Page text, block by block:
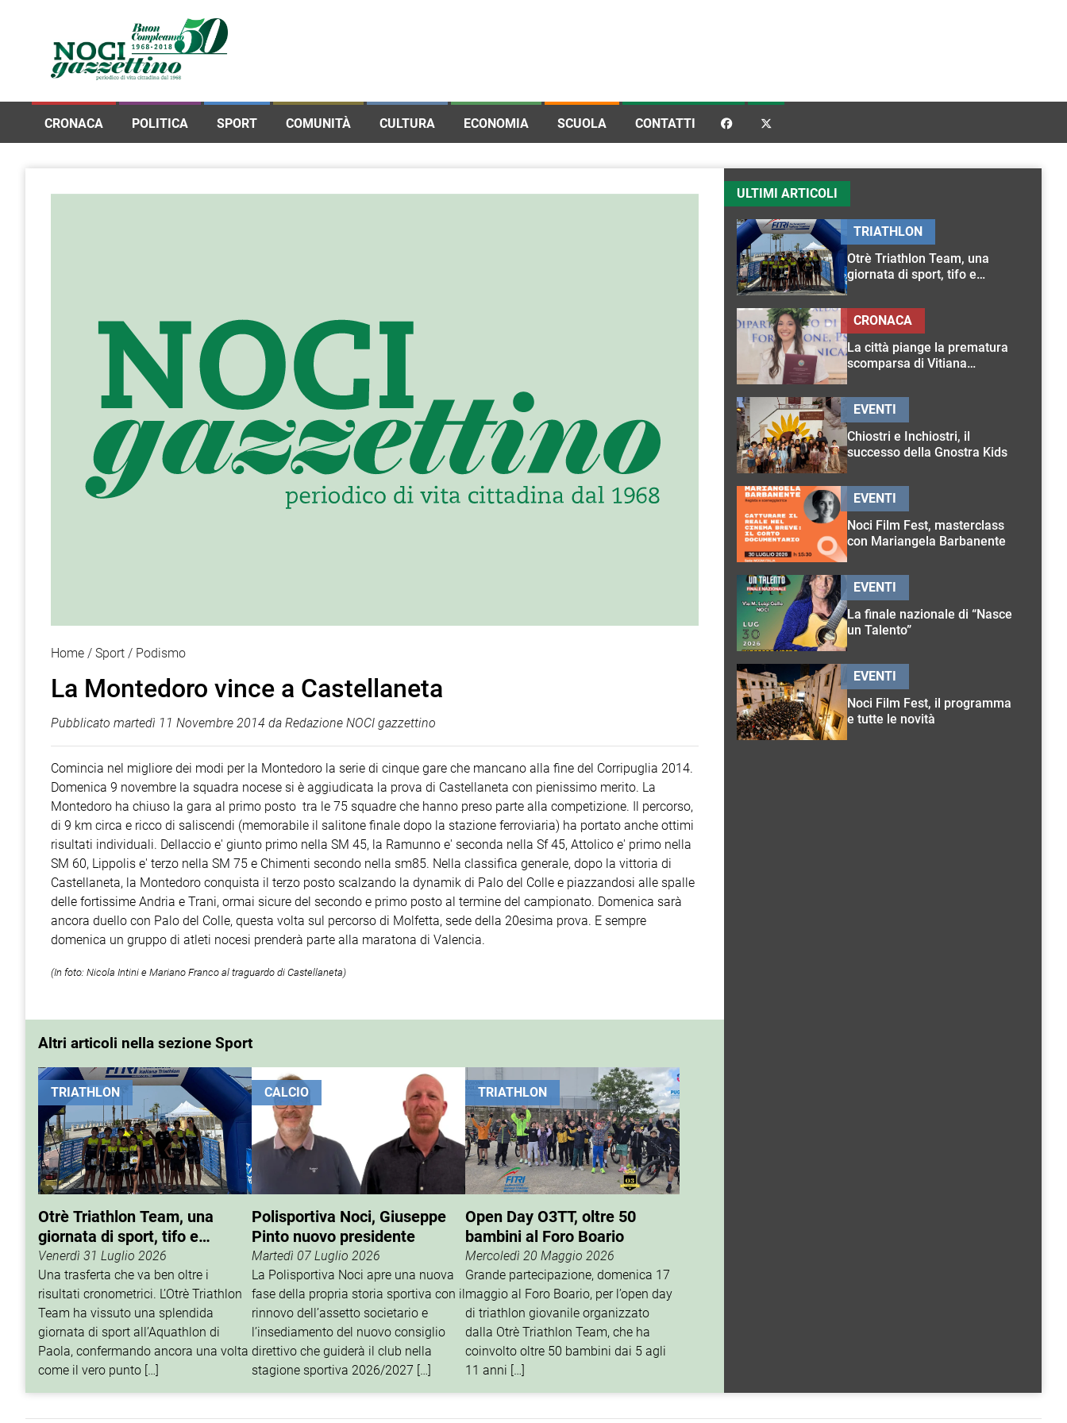
CRONACA POLITICA SPORT COMUNITÀ CULTURA ECONOMIA SCUOLA CONTATTI  
Home Sport Podismo
La Montedoro vince a Castellaneta
Pubblicato martedì 11 Novembre 2014 da Redazione NOCI gazzettino
Comincia nel migliore dei modi per la Montedoro la serie di cinque gare che mancano alla fine del Corripuglia 2014.
Domenica 9 novembre la squadra nocese si è aggiudicata la prova di Castellaneta con pienissimo merito. La
Montedoro ha chiuso la gara al primo posto tra le 75 squadre che hanno preso parte alla competizione. Il percorso,
di 9 km circa e ricco di saliscendi (memorabile il salitone finale dopo la stazione ferroviaria) ha portato anche ottimi
risultati individuali. Dellaccio e' giunto primo nella SM 45, la Ramunno e' seconda nella Sf 45, Attolico e' primo nella
SM 60, Lippolis e' terzo nella SM 75 e Chimenti secondo nella sm85. Nella classifica generale, dopo la vittoria di
Castellaneta, la Montedoro conquista il terzo posto scalzando la dynamik di Palo del Colle e piazzandosi alle spalle
delle fortissime Andria e Trani, ormai sicure del secondo e primo posto al termine del campionato. Domenica sarà
ancora duello con Palo del Colle, questa volta sul percorso di Molfetta, sede della 20esima prova. E sempre
domenica un gruppo di atleti nocesi prenderà parte alla maratona di Valencia.
(In foto: Nicola Intini e Mariano Franco al traguardo di Castellaneta)
Altri articoli nella sezione Sport
TRIATHLON
Otrè Triathlon Team, una
giornata di sport, tifo e
condivisione
Venerdì 31 Luglio 2026
Una trasferta che va ben oltre i
risultati cronometrici. L’Otrè Triathlon
Team ha vissuto una splendida
giornata di sport all’Aquathlon di
Paola, confermando ancora una volta
come il vero punto […]
CALCIO
Polisportiva Noci, Giuseppe
Pinto nuovo presidente
Martedì 07 Luglio 2026
La Polisportiva Noci apre una nuova
fase della propria storia sportiva con il
rinnovo dell’assetto societario e
l’insediamento del nuovo consiglio
direttivo che guiderà il club nella
stagione sportiva 2026/2027 […]
TRIATHLON
Open Day O3TT, oltre 50
bambini al Foro Boario
Mercoledì 20 Maggio 2026
Grande partecipazione, domenica 17
maggio al Foro Boario, per l’open day
di triathlon giovanile organizzato
dalla Otrè Triathlon Team, che ha
coinvolto oltre 50 bambini dai 5 agli
11 anni […]
ULTIMI ARTICOLI
Otrè Triathlon Team, una
giornata di sport, tifo e
TRIATHLON
La città piange la prematura
scomparsa di Vitiana
CRONACA
Chiostri e Inchiostri, il
successo della Gnostra Kids
EVENTI
Noci Film Fest, masterclass
con Mariangela Barbanente
EVENTI
La finale nazionale di “Nasce
un Talento”
EVENTI
Noci Film Fest, il programma
e tutte le novità
EVENTI